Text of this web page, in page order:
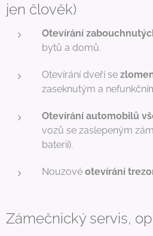
jen člověk)
Otevírání
bytů a domů.
Otevírání dveří se
zaseknutým a
Otevírání automobilů
vozů se zaslepeným
baterií).
Nouzové otevírání
Zámečnický servis,